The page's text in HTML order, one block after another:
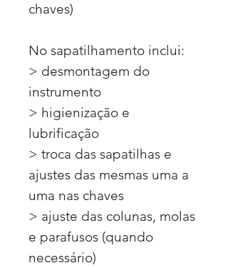
chaves)
No sapatilhamento inclui:
> desmontagem do
instrumento
> higienização e
lubrificação
> troca das sapatilhas e
ajustes das mesmas uma a
uma nas chaves
> ajuste das colunas, molas
e parafusos (quando
necessário)